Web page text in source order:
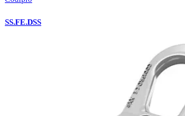
SS.FE.DSS